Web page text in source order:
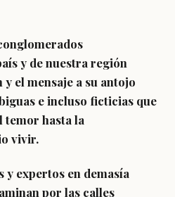
y de nuestra región
el mensaje a su antojo
e incluso ficticias que
temor hasta la
vivir.
y expertos en demasía
por las calles